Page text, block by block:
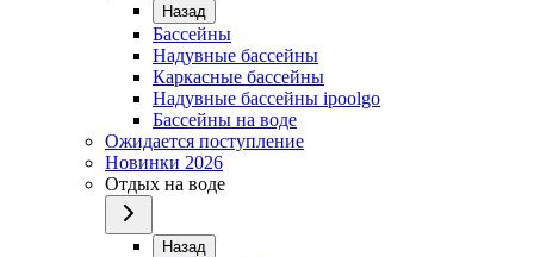
Назад
Бассейны
Надувные бассейны
Каркасные бассейны
Надувные бассейны ipoolgo
Бассейны на воде
Ожидается поступление
Новинки 2026
Отдых на воде
Назад